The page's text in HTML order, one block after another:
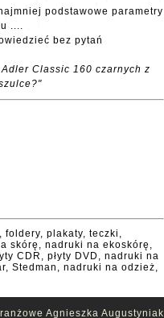
podstawowe parametry
....
bez pytań
Classic 160 czarnych z
foldery, plakaty, teczki,
skórę, nadruki na ekoskórę,
CDR, płyty DVD, nadruki na
Stedman, nadruki na odzież,
Agnieszka Augustyniak